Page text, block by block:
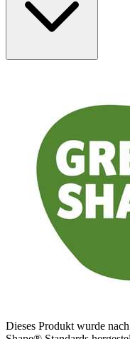
Dieses Produkt wurde